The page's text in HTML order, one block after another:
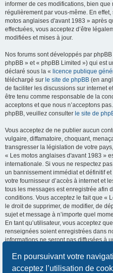
En poursuivant votre
acceptez l’utilisation de
informer de ces modifications, bien
régulièrement par vous-même. En
motos anglaises d'avant 1983 » après
effectuées, vous acceptez d’être
modifiées et mises à jour.
Nos forums sont développés par
phpBB » et « phpBB Limited ») qui est
déclaré sous la « licence publique
téléchargé sur le site de phpBB (en
de faciliter les discussions sur internet
être tenu comme responsable de la
acceptons et que nous n’acceptons
phpBB, veuillez consulter le site de
Vous acceptez de ne publier aucun
vulgaire, diffamatoire, choquant,
transgresser la législation de votre
« Les motos anglaises d'avant 1983 »
internationale. Si vous ne respectez
un bannissement immédiat et définitif
votre fournisseur d’accès à internet et
tous les messages est enregistrée afin
conditions. Vous acceptez le fait que «
le droit de supprimer, de modifier, de
sujet et message à n’importe quel
En tant qu’utilisateur, vous acceptez
renseignées soient enregistrées dans
informations ne seront pas diffusées à
consentement, ni « Les motos
être tenus comme responsables en
visant à compromettre vos données.